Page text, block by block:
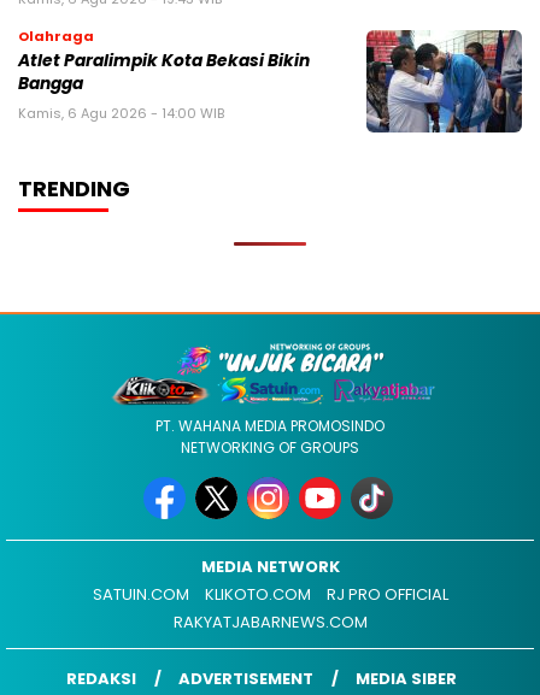
Olahraga
Atlet Paralimpik Kota Bekasi Bikin
Bangga
Kamis, 6 Agu 2026 - 14:00 WIB
TRENDING
PT. WAHANA MEDIA PROMOSINDO
NETWORKING OF GROUPS
MEDIA NETWORK
SATUIN.COM
KLIKOTO.COM
RJ PRO OFFICIAL
RAKYATJABARNEWS.COM
REDAKSI ADVERTISEMENT MEDIA SIBER